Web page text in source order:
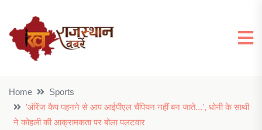
Home
Sports
'ऑरेंज कैप पहनने से आप आईपीएल चैंपियन नहीं बन जाते...', धोनी के साथी
ने कोहली की आक्रामकता पर बोला पलटवार